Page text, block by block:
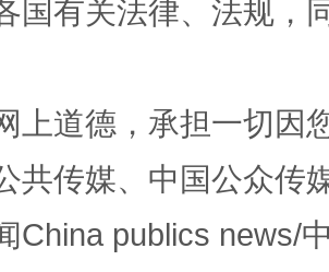
治破解风腐交织难题 养老服
国有关法律、法规，
上道德，承担一切因
共传媒、中国公众传
China publics news/